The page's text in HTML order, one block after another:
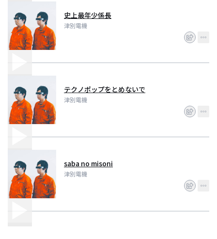
史上最年少係長
津別電機
テクノポップをとめないで
津別電機
saba no misoni
津別電機